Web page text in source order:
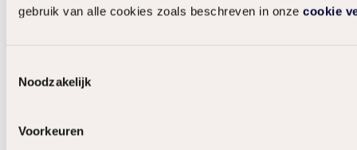
gebruik van alle cookies zoals beschreven in onze cookie
Noodzakelijk
Voorkeuren